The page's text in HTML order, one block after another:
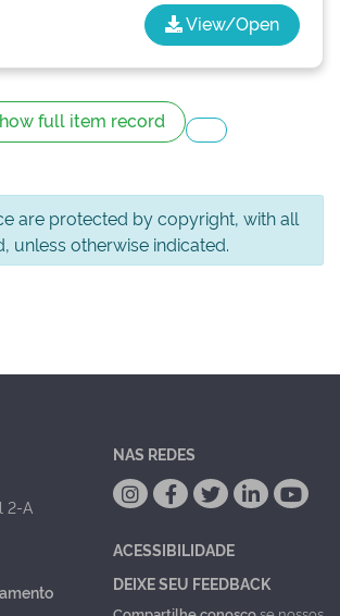
View/Open
full item record
are protected by copyright, with all
unless otherwise indicated.
2-A
NAS REDES
ACESSIBILIDADE
DEIXE SEU FEEDBACK